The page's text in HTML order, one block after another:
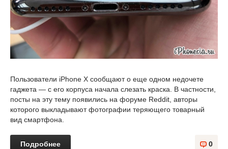
Пользователи iPhone X сообщают о еще одном недочете
гаджета — с его корпуса начала слезать краска. В частности,
посты на эту тему появились на форуме Reddit, авторы
которого выкладывают фотографии теряющего товарный
вид смартфона.
Подробнее 0